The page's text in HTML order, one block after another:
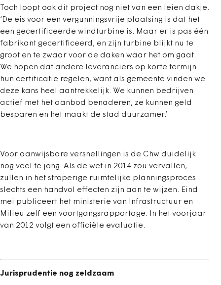
Toch loopt ook dit project nog niet van een leien dakje.
‘De eis voor een vergunningsvrije plaatsing is dat het
een gecertificeerde windturbine is. Maar er is pas één
fabrikant gecertificeerd, en zijn turbine blijkt nu te
groot en te zwaar voor de daken waar het om gaat.
We hopen dat andere leveranciers op korte termijn
hun certificatie regelen, want als gemeente vinden we
deze kans heel aantrekkelijk. We kunnen bedrijven
actief met het aanbod benaderen, ze kunnen geld
besparen en het maakt de stad duurzamer.’
Voor aanwijsbare versnellingen is de Chw duidelijk
nog veel te jong. Als de wet in 2014 zou vervallen,
zullen in het stroperige ruimtelijke planningsproces
slechts een handvol effecten zijn aan te wijzen. Eind
mei publiceert het ministerie van Infrastructuur en
Milieu zelf een voortgangsrapportage. In het voorjaar
van 2012 volgt een officiële evaluatie.
Jurisprudentie nog zeldzaam